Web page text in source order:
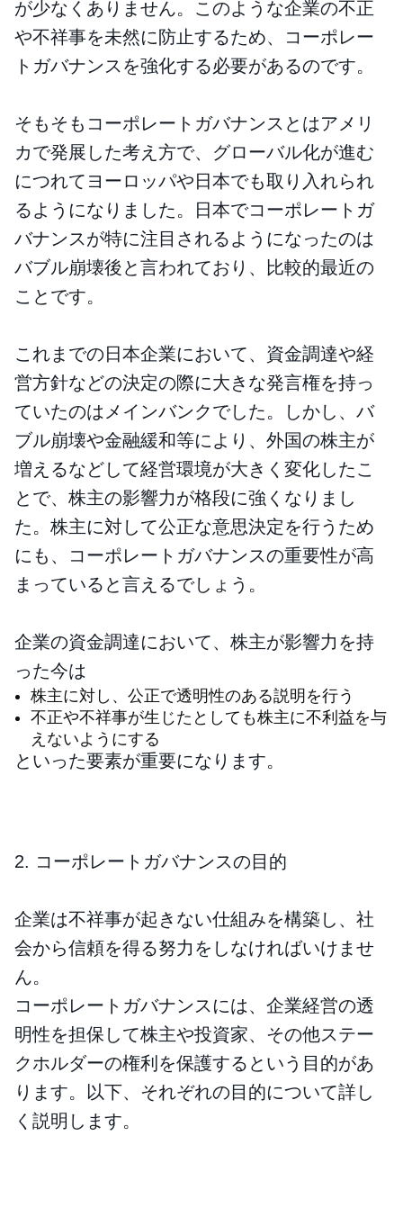
が少なくありません。このような企業の不正
や不祥事を未然に防止するため、コーポレー
トガバナンスを強化する必要があるのです。
そもそもコーポレートガバナンスとはアメリ
カで発展した考え方で、グローバル化が進む
につれてヨーロッパや日本でも取り入れられ
るようになりました。日本でコーポレートガ
バナンスが特に注目されるようになったのは
バブル崩壊後と言われており、比較的最近の
ことです。
これまでの日本企業において、資金調達や経
営方針などの決定の際に大きな発言権を持っ
ていたのはメインバンクでした。しかし、バ
ブル崩壊や金融緩和等により、外国の株主が
増えるなどして経営環境が大きく変化したこ
とで、株主の影響力が格段に強くなりまし
た。株主に対して公正な意思決定を行うため
にも、コーポレートガバナンスの重要性が高
まっていると言えるでしょう。
企業の資金調達において、株主が影響力を持
った今は
株主に対し、公正で透明性のある説明を行う
不正や不祥事が生じたとしても株主に不利益を与
えないようにする
といった要素が重要になります。
2. コーポレートガバナンスの目的
企業は不祥事が起きない仕組みを構築し、社
会から信頼を得る努力をしなければいけませ
ん。
コーポレートガバナンスには、企業経営の透
明性を担保して株主や投資家、その他ステー
クホルダーの権利を保護するという目的があ
ります。以下、それぞれの目的について詳し
く説明します。